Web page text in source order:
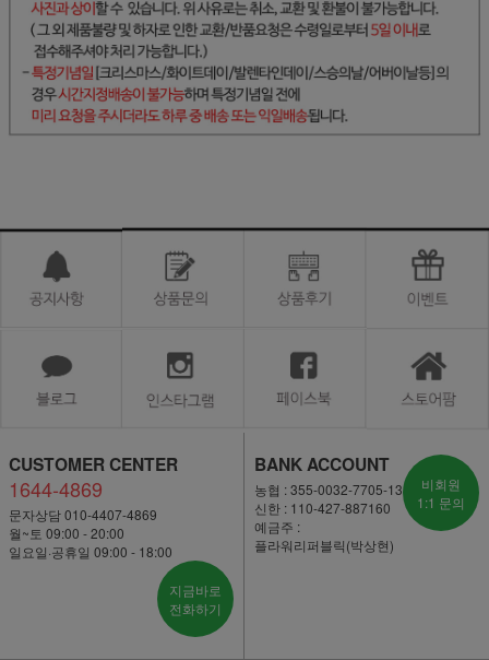
CUSTOMER CENTER
1644-4869
문자상담 010-4407-4869
월~토 09:00 - 20:00
일요일·공휴일 09:00 - 18:00
지금바로
전화하기
BANK ACCOUNT
농협 : 355-0032-7705-13
신한 : 110-427-887160
예금주 :
플라워리퍼블릭(박상현)
비회원
1:1 문의